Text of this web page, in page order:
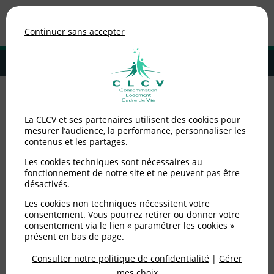
MENU
Adhérer à la CLCV
l’antibiorésistance
Les bons gestes pour
lutter contre
l’antibiorésistance
Publié le23/11/2024(mis à jour le
Environnement / Santé
Continuer sans accepter
La CLCV et ses partenaires utilisent des cookies pour
mesurer l’audience, la performance, personnaliser les
contenus et les partages.
Les cookies techniques sont nécessaires au
fonctionnement de notre site et ne peuvent pas être
désactivés.
Les cookies non techniques nécessitent votre
consentement. Vous pourrez retirer ou donner votre
consentement via le lien « paramétrer les cookies »
présent en bas de page.
Consulter notre politique de confidentialité | Gérer